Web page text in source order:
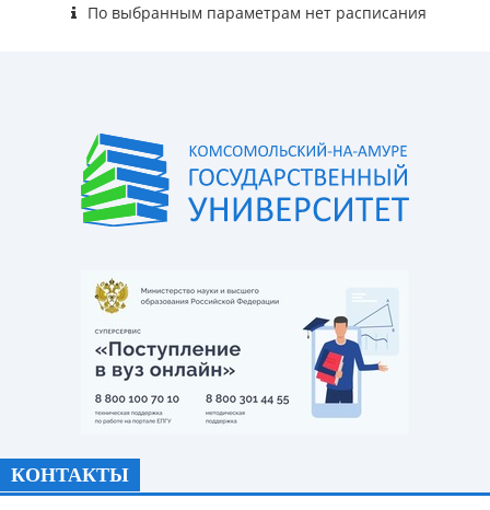
По выбранным параметрам нет расписания
КОНТАКТЫ